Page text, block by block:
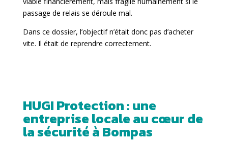
passage de relais se déroule mal.
Dans ce dossier, l’objectif n’était donc pas d’acheter
vite. Il était de reprendre correctement.
HUGI Protection : une
entreprise locale au cœur de
la sécurité à Bompas